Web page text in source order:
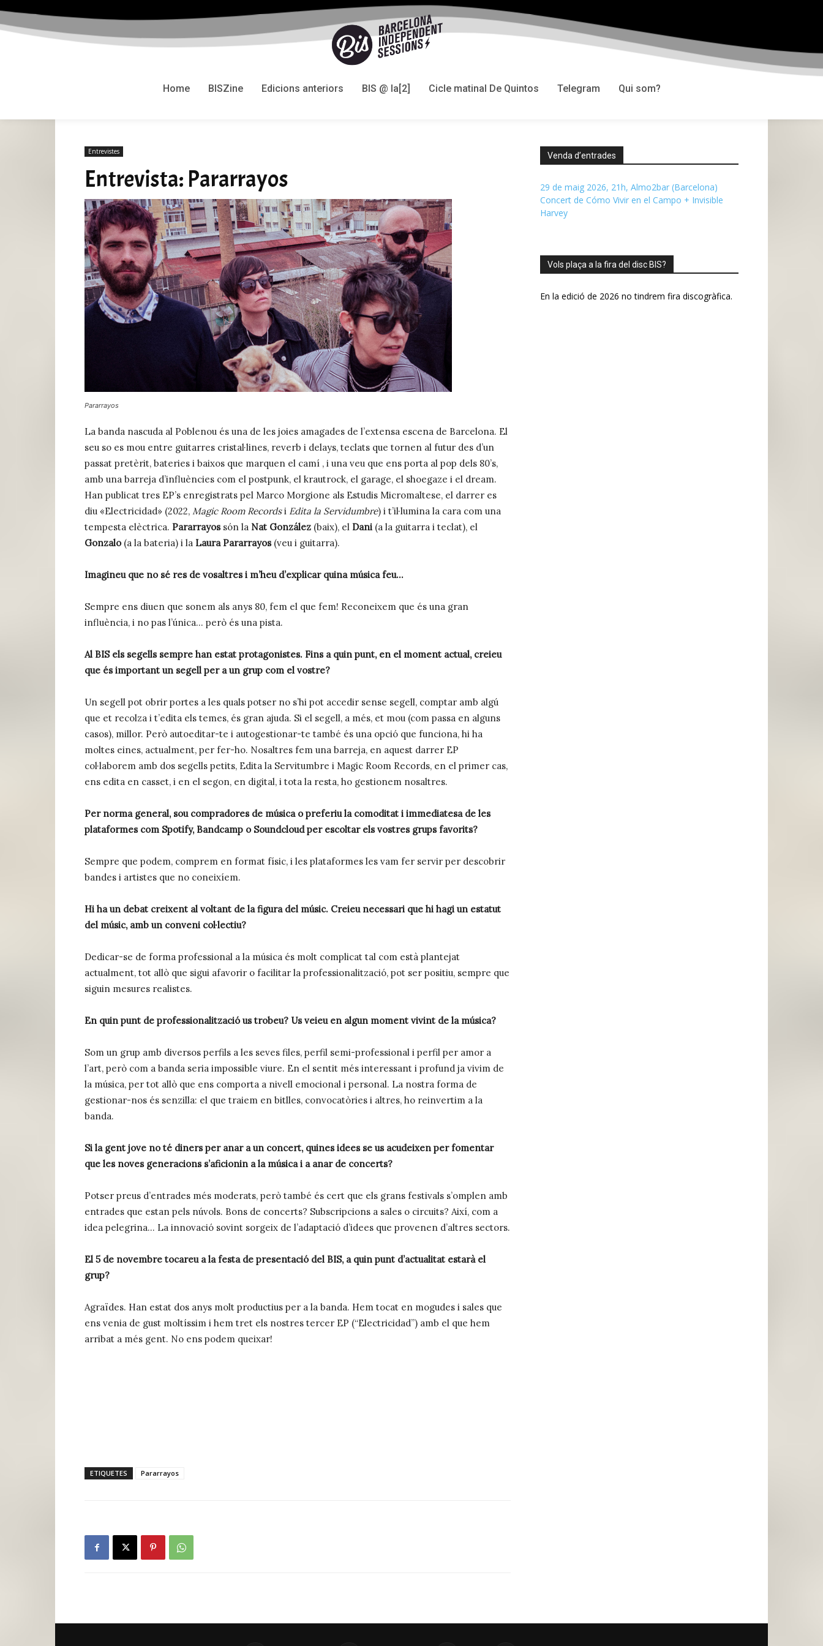
Home BISZine Edicions anteriors BIS @ la[2] Cicle matinal De Quintos Telegram Qui som?
Entrevistes
Entrevista: Pararrayos
Pararrayos
La banda nascuda al Poblenou és una de les joies amagades de l’extensa escena de Barcelona. El
seu so es mou entre guitarres cristal·lines, reverb i delays, teclats que tornen al futur des d’un
passat pretèrit, bateries i baixos que marquen el camí , i una veu que ens porta al pop dels 80’s,
amb una barreja d’influències com el postpunk, el krautrock, el garage, el shoegaze i el dream.
Han publicat tres EP’s enregistrats pel Marco Morgione als Estudis Micromaltese, el darrer es
diu «Electricidad» (2022, Magic Room Recordsi Edita la Servidumbre) i t’il·lumina la cara com una
tempesta elèctrica. Pararrayos són la Nat González (baix), el Dani (a la guitarra i teclat), el
Gonzalo(a la bateria) i la Laura Pararrayos(veu i guitarra).
Imagineu que no sé res de vosaltres i m’heu d’explicar quina música feu…
Sempre ens diuen que sonem als anys 80, fem el que fem! Reconeixem que és una gran
influència, i no pas l’única… però és una pista.
Al BIS els segells sempre han estat protagonistes. Fins a quin punt, en el moment actual, creieu
que és important un segell per a un grup com el vostre?
Un segell pot obrir portes a les quals potser no s’hi pot accedir sense segell, comptar amb algú
que et recolza i t’edita els temes, és gran ajuda. Si el segell, a més, et mou (com passa en alguns
casos), millor. Però autoeditar-te i autogestionar-te també és una opció que funciona, hi ha
moltes eines, actualment, per fer-ho. Nosaltres fem una barreja, en aquest darrer EP
col·laborem amb dos segells petits, Edita la Servitumbre i Magic Room Records, en el primer cas,
ens edita en casset, i en el segon, en digital, i tota la resta, ho gestionem nosaltres.
Per norma general, sou compradores de música o preferiu la comoditat i immediatesa de les
plataformes com Spotify, Bandcamp o Soundcloud per escoltar els vostres grups favorits?
Sempre que podem, comprem en format físic, i les plataformes les vam fer servir per descobrir
bandes i artistes que no coneixíem.
Hi ha un debat creixent al voltant de la figura del músic. Creieu necessari que hi hagi un estatut
del músic, amb un conveni col·lectiu?
Dedicar-se de forma professional a la música és molt complicat tal com està plantejat
actualment, tot allò que sigui afavorir o facilitar la professionalització, pot ser positiu, sempre que
siguin mesures realistes.
En quin punt de professionalització us trobeu? Us veieu en algun moment vivint de la música?
Som un grup amb diversos perfils a les seves files, perfil semi-professional i perfil per amor a
l’art, però com a banda seria impossible viure. En el sentit més interessant i profund ja vivim de
la música, per tot allò que ens comporta a nivell emocional i personal. La nostra forma de
gestionar-nos és senzilla: el que traiem en bitlles, convocatòries i altres, ho reinvertim a la
banda.
Si la gent jove no té diners per anar a un concert, quines idees se us acudeixen per fomentar
que les noves generacions s’aficionin a la música i a anar de concerts?
Potser preus d’entrades més moderats, però també és cert que els grans festivals s’omplen amb
entrades que estan pels núvols. Bons de concerts? Subscripcions a sales o circuits? Així, com a
idea pelegrina… La innovació sovint sorgeix de l’adaptació d’idees que provenen d’altres sectors.
El 5 de novembre tocareu a la festa de presentació del BIS, a quin punt d’actualitat estarà el
grup?
Agraïdes. Han estat dos anys molt productius per a la banda. Hem tocat en mogudes i sales que
ens venia de gust moltíssim i hem tret els nostres tercer EP (“Electricidad”) amb el que hem
arribat a més gent. No ens podem queixar!
ETIQUETES Pararrayos
Venda d’entrades
29 de maig 2026, 21h, Almo2bar (Barcelona)
Concert de Cómo Vivir en el Campo + Invisible
Harvey
Vols plaça a la fira del disc BIS?
En la edició de 2026 no tindrem fira discogràfica.